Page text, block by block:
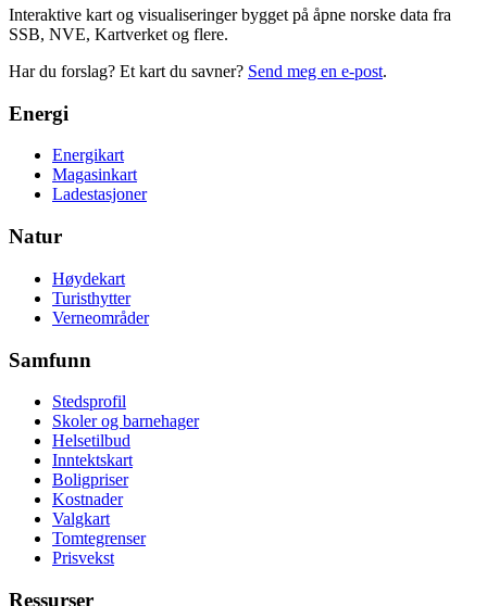
Interaktive kart og visualiseringer bygget på åpne norske data fra
SSB, NVE, Kartverket og flere.
Har du forslag? Et kart du savner? Send meg en e-post.
Energi
Energikart
Magasinkart
Ladestasjoner
Natur
Høydekart
Turisthytter
Verneområder
Samfunn
Stedsprofil
Skoler og barnehager
Helsetilbud
Inntektskart
Boligpriser
Kostnader
Valgkart
Tomtegrenser
Prisvekst
Ressurser